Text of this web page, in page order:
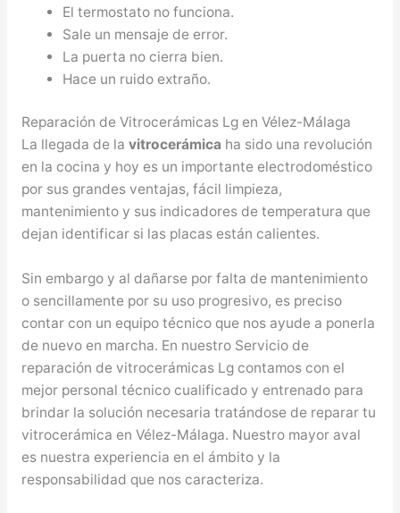
El termostato no funciona.
Sale un mensaje de error.
La puerta no cierra bien.
Hace un ruido extraño.
Reparación de Vitrocerámicas Lg en Vélez-Málaga
La llegada de la vitrocerámica ha sido una revolución
en la cocina y hoy es un importante electrodoméstico
por sus grandes ventajas, fácil limpieza,
mantenimiento y sus indicadores de temperatura que
dejan identificar si las placas están calientes.
Sin embargo y al dañarse por falta de mantenimiento
o sencillamente por su uso progresivo, es preciso
contar con un equipo técnico que nos ayude a ponerla
de nuevo en marcha. En nuestro Servicio de
reparación de vitrocerámicas Lg contamos con el
mejor personal técnico cualificado y entrenado para
brindar la solución necesaria tratándose de reparar tu
vitrocerámica en Vélez-Málaga. Nuestro mayor aval
es nuestra experiencia en el ámbito y la
responsabilidad que nos caracteriza.